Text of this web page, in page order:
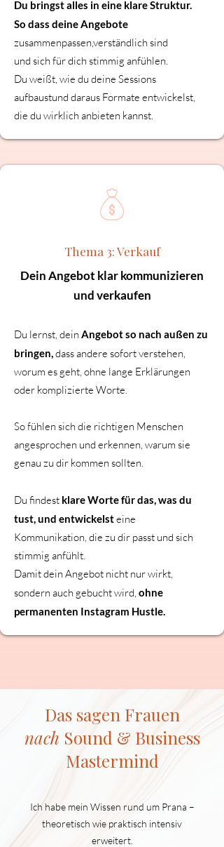
Du bringst alles in eine klare Struktur.
So dass deine Angebote
zusammenpassen,verständlich sind
und sich für dich stimmig anfühlen.
Du weißt, wie du deine Sessions
aufbaustund daraus Formate entwickelst,
die du wirklich anbieten kannst.
Thema 3: Verkauf
Dein Angebot klar kommunizieren
und verkaufen
Du lernst, dein Angebot so nach außen zu
bringen,dass andere sofort verstehen,
worum es geht, ohne lange Erklärungen
oder komplizierte Worte.
So fühlen sich die richtigen Menschen
angesprochen und erkennen, warum sie
genau zu dir kommen sollten.
Du findest klare Worte für das, was du
tust, und entwickelsteine
Kommunikation, die zu dir passt und sich
stimmig anfühlt.
Damit dein Angebot nicht nur wirkt,
sondern auch gebucht wird, ohne
permanenten Instagram Hustle.
Das sagen Frauen
nach Sound & Business
Mastermind
Ich habe mein Wissen rund um Prana –
theoretisch wie praktisch intensiv
erweitert.